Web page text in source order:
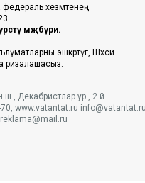
федераль хезмәтенең
мәҗбүри.
эшкәртүгә, Шәхси
ризалашасыз.
Декабристлар ур., 2 й.
70, www.vatantat.ru info@vatantat.ru